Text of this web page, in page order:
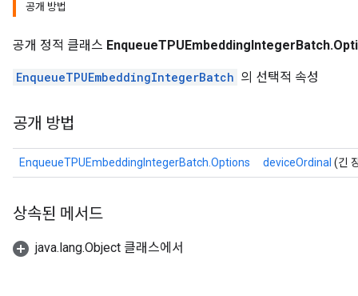
공개 방법
공개 정적 클래스
EnqueueTPUEmbeddingIntegerBatch 의 선택적 속성
공개 방법
EnqueueTPUEmbeddingIntegerBatch.Options deviceOrdinal (긴
상속된 메서드
java.lang.Object 클래스에서